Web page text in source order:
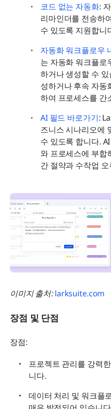
코드 없는 자동화:
리마인더를 전송하
수 있도록 지원합니
자동화 워크플로우
는 자동화 워크플로
하거나 생성할 수
성하거나 후속 자동
하여 프로세스를 간
AI 필드 바로가기:
즈니스 시나리오에
수 있도록 합니다.
와 프로세스에 부합
간 절약과 수작업
이미지 출처: larksuite.com
장점 및 단점
장점:
프로젝트 관리를 강력
니다.
데이터 처리 및 워크플